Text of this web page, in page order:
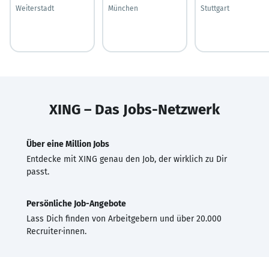
Weiterstadt
München
Stuttgart
XING – Das Jobs-Netzwerk
Über eine Million Jobs
Entdecke mit XING genau den Job, der wirklich zu Dir
passt.
Persönliche Job-Angebote
Lass Dich finden von Arbeitgebern und über 20.000
Recruiter·innen.